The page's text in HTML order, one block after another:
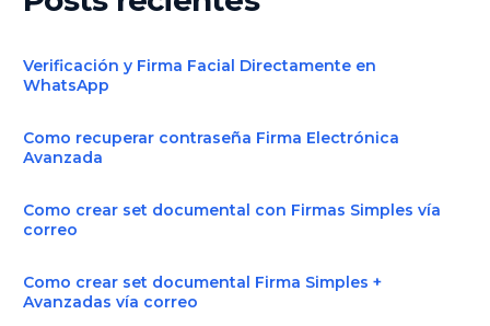
Verificación y Firma Facial Directamente en
WhatsApp
Como recuperar contraseña Firma Electrónica
Avanzada
Como crear set documental con Firmas Simples vía
correo
Como crear set documental Firma Simples +
Avanzadas vía correo